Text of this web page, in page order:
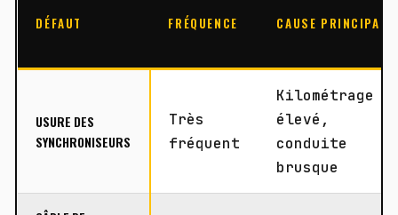
DÉFAUT FRÉQUENCE CAUSE PRINCIPALE
USURE DES
SYNCHRONISEURS
Très
fréquent
Kilométrage
élevé,
conduite
brusque